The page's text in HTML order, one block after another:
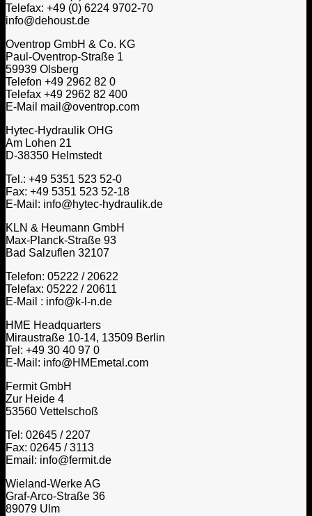
Telefax: +49 (0) 6224 9702-70
info@dehoust.de
Oventrop GmbH & Co. KG
Paul-Oventrop-Straße 1
59939 Olsberg
Telefon +49 2962 82 0
Telefax +49 2962 82 400
E-Mail mail@oventrop.com
Hytec-Hydraulik OHG
Am Lohen 21
D-38350 Helmstedt
Tel.: +49 5351 523 52-0
Fax: +49 5351 523 52-18
E-Mail: info@hytec-hydraulik.de
KLN & Heumann GmbH
Max-Planck-Straße 93
Bad Salzuflen 32107
Telefon: 05222 / 20622
Telefax: 05222 / 20611
E-Mail : info@k-l-n.de
HME Headquarters
Miraustraße 10-14, 13509 Berlin
Tel: +49 30 40 97 0
E-Mail: info@HMEmetal.com
Fermit GmbH
Zur Heide 4
53560 Vettelschoß
Tel: 02645 / 2207
Fax: 02645 / 3113
Email: info@fermit.de
Wieland-Werke AG
Graf-Arco-Straße 36
89079 Ulm